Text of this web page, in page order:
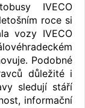
IVECO
roce si
vozy IVECO
Podobné
důležité i
sledují stáří
informační